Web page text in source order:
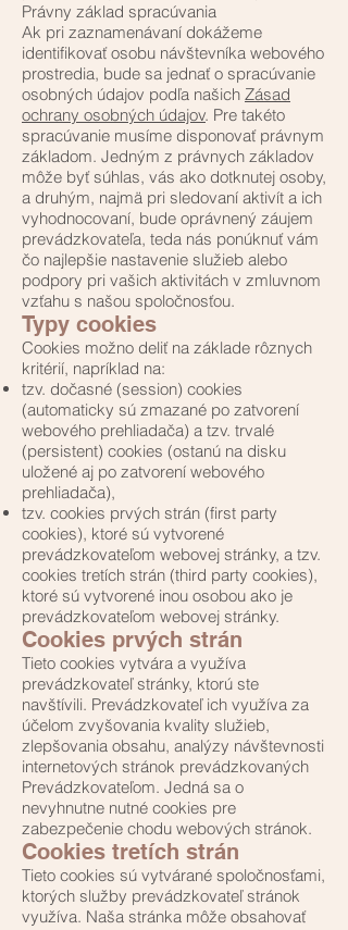
Právny základ spracúvania
Ak pri zaznamenávaní dokážeme
identifikovať osobu návštevníka webového
prostredia, bude sa jednať o spracúvanie
osobných údajov podľa našich Zásad
ochrany osobných údajov. Pre takéto
spracúvanie musíme disponovať právnym
základom. Jedným z právnych základov
môže byť súhlas, vás ako dotknutej osoby,
a druhým, najmä pri sledovaní aktivít a ich
vyhodnocovaní, bude oprávnený záujem
prevádzkovateľa, teda nás ponúknuť vám
čo najlepšie nastavenie služieb alebo
podpory pri vašich aktivitách v zmluvnom
vzťahu s našou spoločnosťou.
Typy cookies
Cookies možno deliť na základe rôznych
kritérií, napríklad na:
tzv. dočasné (session) cookies
(automaticky sú zmazané po zatvorení
webového prehliadača) a tzv. trvalé
(persistent) cookies (ostanú na disku
uložené aj po zatvorení webového
prehliadača),
tzv. cookies prvých strán (first party
cookies), ktoré sú vytvorené
prevádzkovateľom webovej stránky, a tzv.
cookies tretích strán (third party cookies),
ktoré sú vytvorené inou osobou ako je
prevádzkovateľom webovej stránky.
Cookies prvých strán
Tieto cookies vytvára a využíva
prevádzkovateľ stránky, ktorú ste
navštívili. Prevádzkovateľ ich využíva za
účelom zvyšovania kvality služieb,
zlepšovania obsahu, analýzy návštevnosti
internetových stránok prevádzkovaných
Prevádzkovateľom. Jedná sa o
nevyhnutne nutné cookies pre
zabezpečenie chodu webových stránok.
Cookies tretích strán
Tieto cookies sú vytvárané spoločnosťami,
ktorých služby prevádzkovateľ stránok
využíva. Naša stránka môže obsahovať